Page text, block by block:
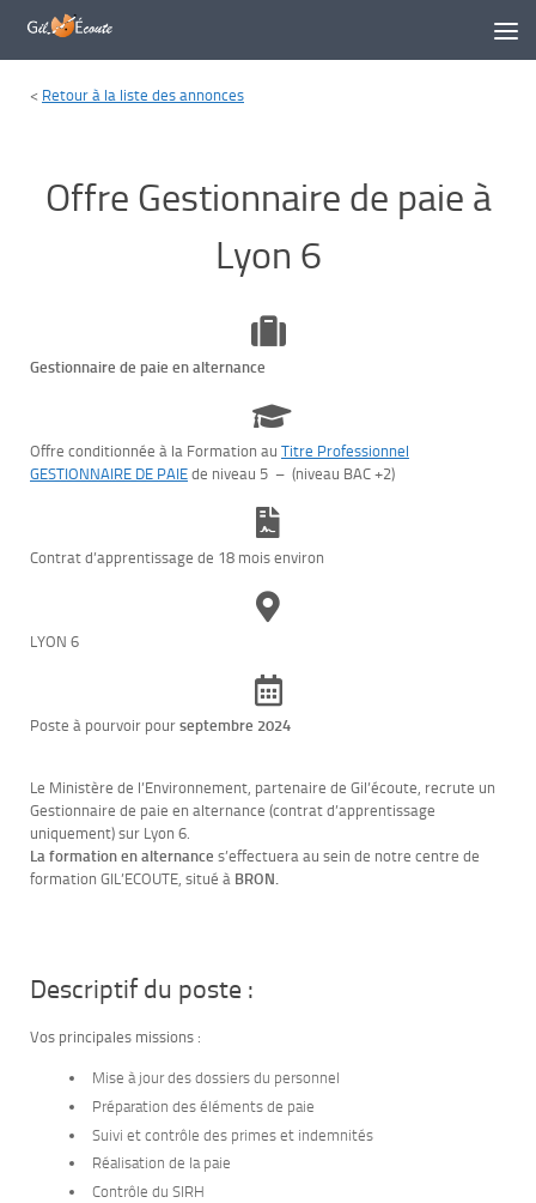
Skip to content
< Retour à la liste des annonces
Offre Gestionnaire de paie à
Lyon 6
Gestionnaire de paie en alternance
Offre conditionnée à la Formation au Titre Professionnel
GESTIONNAIRE DE PAIE de niveau 5 – (niveau BAC +2)
Contrat d’apprentissage de 18 mois environ
LYON 6
Poste à pourvoir pour septembre 2024
Le Ministère de l’Environnement, partenaire de Gil’écoute, recrute un
Gestionnaire de paie en alternance (contrat d’apprentissage
uniquement) sur Lyon 6.
La formation en alternance s’effectuera au sein de notre centre de
formation GIL’ECOUTE, situé à BRON.
Descriptif du poste :
Vos principales missions :
Mise à jour des dossiers du personnel
Préparation des éléments de paie
Suivi et contrôle des primes et indemnités
Réalisation de la paie
Contrôle du SIRH